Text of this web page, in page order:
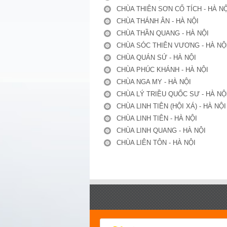
CHÙA THIÊN SƠN CỔ TÍCH - HÀ
CHÙA THÁNH ÂN - HÀ NỘI
CHÙA THẦN QUANG - HÀ NỘI
CHÙA SÓC THIÊN VƯƠNG - HÀ NỘI
CHÙA QUÁN SỨ - HÀ NỘI
CHÙA PHÚC KHÁNH - HÀ NỘI
CHÙA NGA MY - HÀ NỘI
CHÙA LÝ TRIỀU QUỐC SƯ - HÀ NỘI
CHÙA LINH TIÊN (HỘI XÁ) - HÀ NỘI
CHÙA LINH TIÊN - HÀ NỘI
CHÙA LINH QUANG - HÀ NỘI
CHÙA LIÊN TÔN - HÀ NỘI